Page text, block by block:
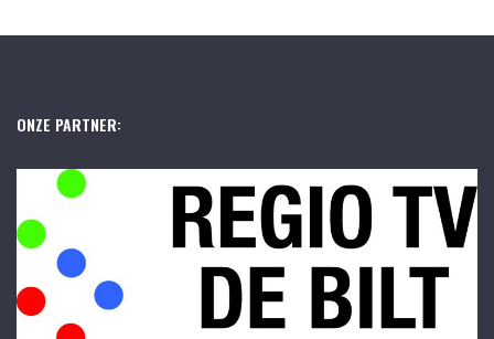
ONZE PARTNER: